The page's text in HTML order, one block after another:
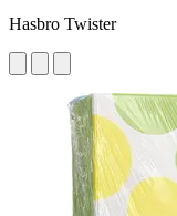
Hasbro Twister